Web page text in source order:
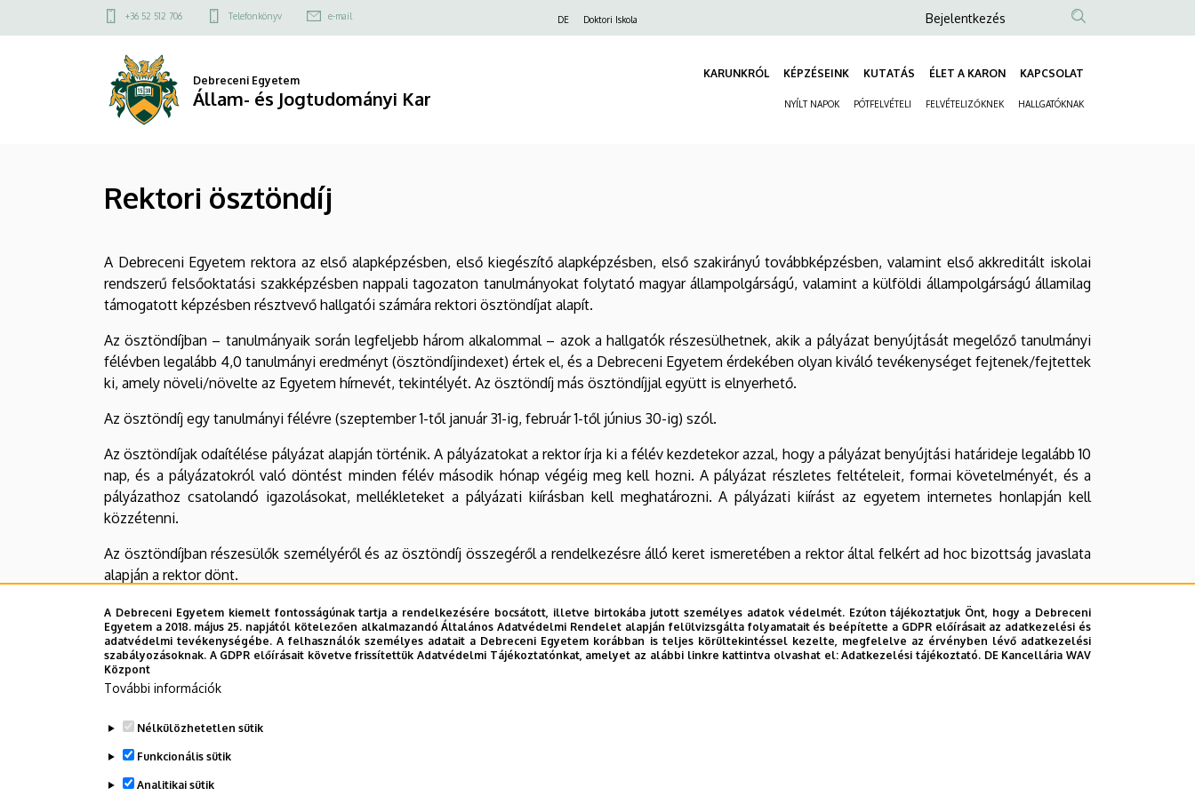
Jogtudományi
a
Felső
menü
+36 52 512 706 Telefonkönyv e-mail DE Doktori Iskola
Anonim
fiók
menüje
Bejelentkezés
Debreceni Egyetem
Állam- és Jogtudományi Kar
KARUNKRÓL KÉPZÉSEINK KUTATÁS ÉLET A KARON KAPCSOLAT
NYÍLT NAPOK PÓTFELVÉTELI FELVÉTELIZŐKNEK HALLGATÓKNAK
Rektori ösztöndíj
A Debreceni Egyetem rektora az első alapképzésben, első kiegészítő alapképzésben, első szakirányú továbbképzésben, valamint első akkreditált iskolai
rendszerű felsőoktatási szakképzésben nappali tagozaton tanulmányokat folytató magyar állampolgárságú, valamint a külföldi állampolgárságú államilag
támogatott képzésben résztvevő hallgatói számára rektori ösztöndíjat alapít.
Az ösztöndíjban – tanulmányaik során legfeljebb három alkalommal – azok a hallgatók részesülhetnek, akik a pályázat benyújtását megelőző tanulmányi
félévben legalább 4,0 tanulmányi eredményt (ösztöndíjindexet) értek el, és a Debreceni Egyetem érdekében olyan kiváló tevékenységet fejtenek/fejtettek
ki, amely növeli/növelte az Egyetem hírnevét, tekintélyét. Az ösztöndíj más ösztöndíjjal együtt is elnyerhető.
Az ösztöndíj egy tanulmányi félévre (szeptember 1-től január 31-ig, február 1-től június 30-ig) szól.
Az ösztöndíjak odaítélése pályázat alapján történik. A pályázatokat a rektor írja ki a félév kezdetekor azzal, hogy a pályázat benyújtási határideje legalább 10
nap, és a pályázatokról való döntést minden félév második hónap végéig meg kell hozni. A pályázat részletes feltételeit, formai követelményét, és a
pályázathoz csatolandó igazolásokat, mellékleteket a pályázati kiírásban kell meghatározni. A pályázati kiírást az egyetem internetes honlapján kell
közzétenni.
Az ösztöndíjban részesülők személyéről és az ösztöndíj összegéről a rendelkezésre álló keret ismeretében a rektor által felkért ad hoc bizottság javaslata
alapján a rektor dönt.
A rektori ösztöndíj részletes szabályozását a Debreceni Egyetem Hallgatói Térítési és Juttatási Szabályzata tartalmazza.
Legutóbbi frissítés: 2022. 07. 22. 14:09
A Debreceni Egyetem kiemelt fontosságúnak tartja a rendelkezésére bocsátott, illetve birtokába jutott személyes adatok védelmét. Ezúton tájékoztatjuk Önt, hogy a Debreceni
Egyetem a 2018. május 25. napjától kötelezően alkalmazandó Általános Adatvédelmi Rendelet alapján felülvizsgálta folyamatait és beépítette a GDPR előírásait az adatkezelési és
adatvédelmi tevékenységébe. A felhasználók személyes adatait a Debreceni Egyetem korábban is teljes körültekintéssel kezelte, megfelelve az érvényben lévő adatkezelési
szabályozásoknak. A GDPR előírásait követve frissítettük Adatvédelmi Tájékoztatónkat, amelyet az alábbi linkre kattintva olvashat el:Adatkezelési tájékoztató. DE Kancellária WAV
Központ
További információk
Nélkülözhetetlen sütik
Funkcionális sütik
Analitikai sütik